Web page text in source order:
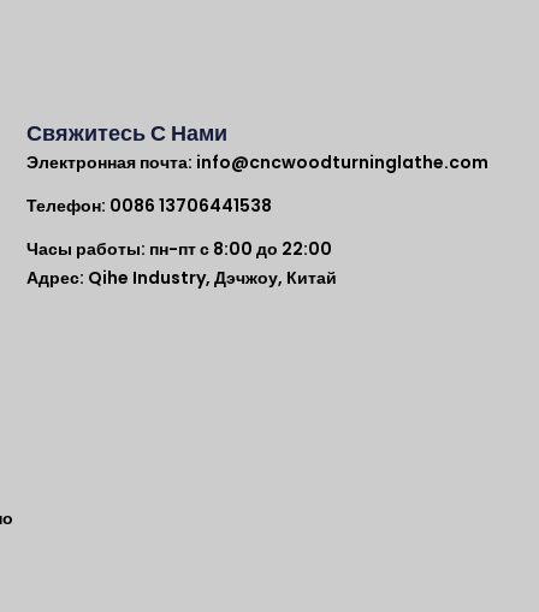
Свяжитесь С Нами
Электронная почта: info@cncwoodturninglathe.com
Телефон: 0086 13706441538
Часы работы: пн-пт с 8:00 до 22:00
Адрес: Qihe Industry, Дэчжоу, Китай